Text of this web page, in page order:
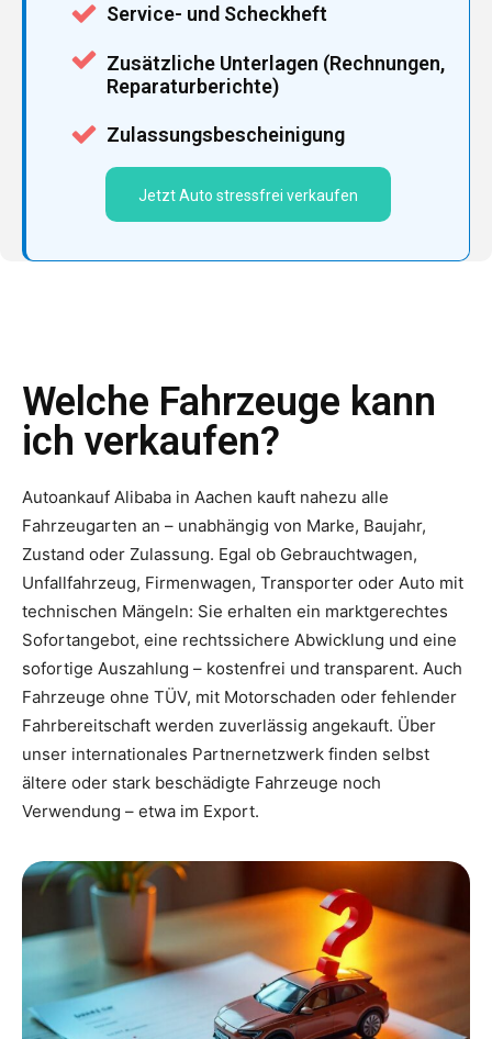
Service- und Scheckheft
Zusätzliche Unterlagen (Rechnungen,
Reparaturberichte)
Zulassungsbescheinigung
Jetzt Auto stressfrei verkaufen
Welche Fahrzeuge kann
ich verkaufen?
Autoankauf Alibaba in Aachen kauft nahezu alle
Fahrzeugarten an – unabhängig von Marke, Baujahr,
Zustand oder Zulassung. Egal ob Gebrauchtwagen,
Unfallfahrzeug, Firmenwagen, Transporter oder Auto mit
technischen Mängeln: Sie erhalten ein marktgerechtes
Sofortangebot, eine rechtssichere Abwicklung und eine
sofortige Auszahlung – kostenfrei und transparent. Auch
Fahrzeuge ohne TÜV, mit Motorschaden oder fehlender
Fahrbereitschaft werden zuverlässig angekauft. Über
unser internationales Partnernetzwerk finden selbst
ältere oder stark beschädigte Fahrzeuge noch
Verwendung – etwa im Export.